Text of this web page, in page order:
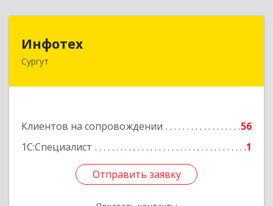
Инфотех
Сургут
Клиентов на сопровождении
56
1С:Специалист
1
Отправить заявку
628400, Ханты-Мансийский Автономный округ
Отправить заявку